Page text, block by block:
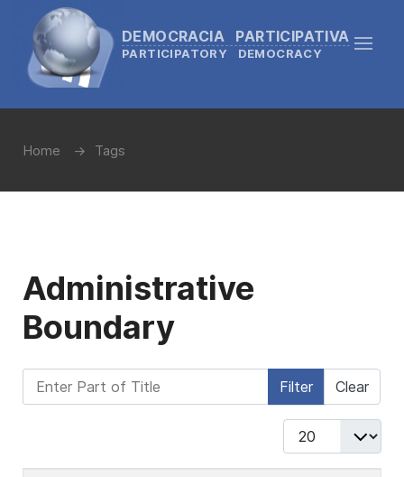
DEMOCRACIA PARTICIPATIVA
PARTICIPATORY DEMOCRACY
Home Tags
Administrative
Boundary
Enter Part of Title Filter Clear
Display #